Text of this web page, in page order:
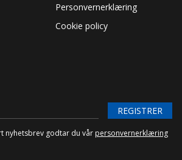
Personvernerklæring
Cookie policy
REGISTRER
nyhetsbrev godtar du vår personvernerklæring